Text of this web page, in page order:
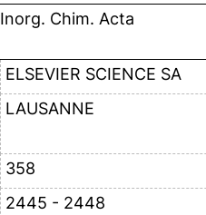
Inorg. Chim. Acta
ELSEVIER SCIENCE SA
LAUSANNE
358
2445 - 2448